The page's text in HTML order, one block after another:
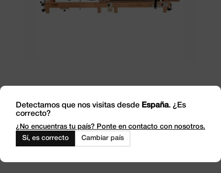
Reformer plegable de madera Advance
1.350,00€ Sin IVA
1.633,50 € Impuestos incluidos
Detectamos que nos visitas desde España. ¿Es
correcto?
¿No encuentras tu país? Ponte en contacto con nosotros.
Sí, es correcto
Cambiar país